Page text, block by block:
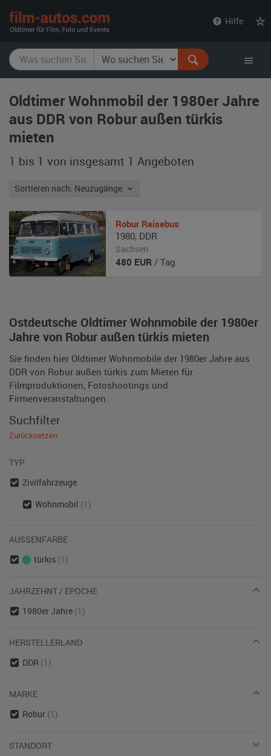
Hilfe
Oldtimer Wohnmobil der 1980er Jahre
aus DDR von Robur außen türkis
mieten
1 bis 1 von insgesamt 1 Angeboten
Sortieren nach: Neuzugänge
Ostdeutsche Oldtimer Wohnmobile der 1980er
Jahre von Robur außen türkis mieten
Sie finden hier Oldtimer Wohnmobile der 1980er Jahre aus
DDR von Robur außen türkis zum Mieten für
Filmproduktionen, Fotoshootings und
Firmenveranstaltungen.
Robur Reisebus
1980, DDR
Sachsen
480 EUR / Tag
Suchfilter
Zurücksetzen
TYP
Zivilfahrzeuge
Wohnmobil (1)
AUSSENFARBE
türkis (1)
JAHRZEHNT / EPOCHE
1980er Jahre (1)
HERSTELLERLAND
DDR (1)
MARKE
Robur (1)
STANDORT